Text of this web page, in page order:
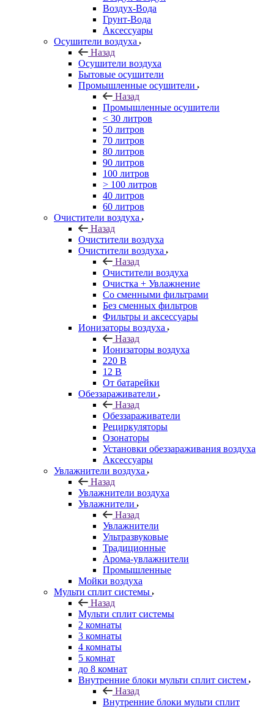
Воздух-Вода
Грунт-Вода
Аксессуары
Осушители воздуха
Назад
Осушители воздуха
Бытовые осушители
Промышленные осушители
Назад
Промышленные осушители
< 30 литров
50 литров
70 литров
80 литров
90 литров
100 литров
> 100 литров
40 литров
60 литров
Очистители воздуха
Назад
Очистители воздуха
Очистители воздуха
Назад
Очистители воздуха
Очистка + Увлажнение
Cо сменными фильтрами
Без сменных фильтров
Фильтры и аксессуары
Ионизаторы воздуха
Назад
Ионизаторы воздуха
220 В
12 В
От батарейки
Обеззараживатели
Назад
Обеззараживатели
Рециркуляторы
Озонаторы
Установки обеззараживания воздуха
Аксессуары
Увлажнители воздуха
Назад
Увлажнители воздуха
Увлажнители
Назад
Увлажнители
Ультразвуковые
Традиционные
Арома-увлажнители
Промышленные
Мойки воздуха
Мульти сплит системы
Назад
Мульти сплит системы
2 комнаты
3 комнаты
4 комнаты
5 комнат
до 8 комнат
Внутренние блоки мульти сплит систем
Назад
Внутренние блоки мульти сплит